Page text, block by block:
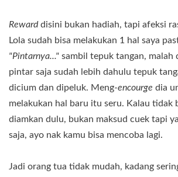
Rewarddisini bukan hadiah, tapi afeksi
Lola sudah bisa melakukan 1 hal saya
"Pintarnya..." sambil tepuk tangan, malah
pintar saja sudah lebih dahulu tepuk
dicium dan dipeluk. Meng-encourge dia
melakukan hal baru itu seru. Kalau tidak
diamkan dulu, bukan maksud cuek tapi
saja, ayo nak kamu bisa mencoba lagi.
Jadi orang tua tidak mudah, kadang